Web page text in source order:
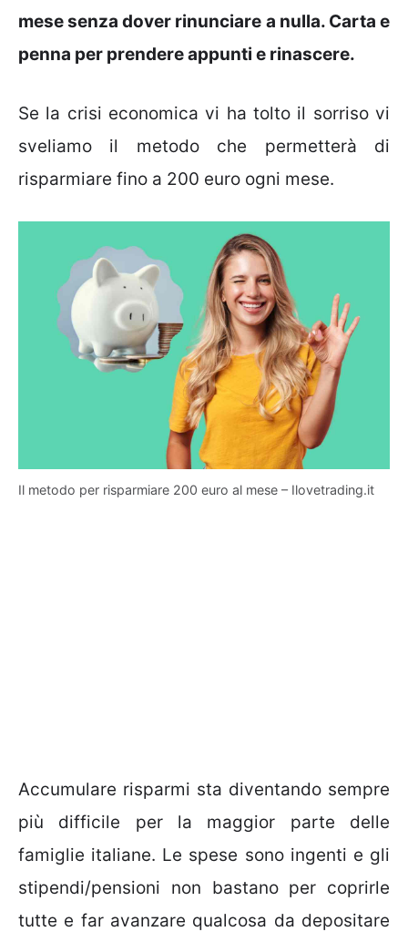
mese senza dover rinunciare a nulla. Carta e
penna per prendere appunti e rinascere.
Se la crisi economica vi ha tolto il sorriso vi
sveliamo il metodo che permetterà di
risparmiare fino a 200 euro ogni mese.
Il metodo per risparmiare 200 euro al mese – Ilovetrading.it
Accumulare risparmi sta diventando sempre
più difficile per la maggior parte delle
famiglie italiane. Le spese sono ingenti e gli
stipendi/pensioni non bastano per coprirle
tutte e far avanzare qualcosa da depositare